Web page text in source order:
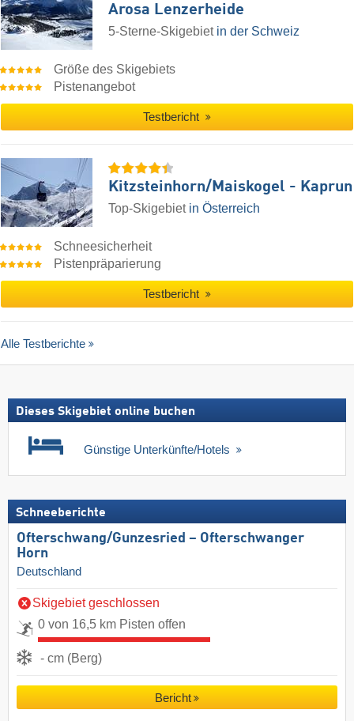
Arosa Lenzerheide
5-Sterne-Skigebiet in der Schweiz
Größe des Skigebiets
Pistenangebot
Testbericht
Kitzsteinhorn/​Maiskogel - Kaprun
Top-Skigebiet in Österreich
Schneesicherheit
Pistenpräparierung
Testbericht
Alle Testberichte
Dieses Skigebiet online buchen
Günstige Unterkünfte/Hotels
Schneeberichte
Ofterschwang/​Gunzesried – Ofterschwanger
Horn
Deutschland
Skigebiet geschlossen
0 von 16,5 km Pisten offen
- cm (Berg)
Bericht